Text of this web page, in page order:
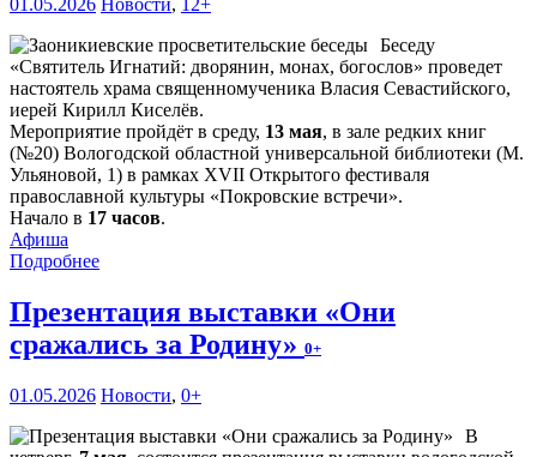
01.05.2026 Новости,
12+
Беседу
«Святитель Игнатий: дворянин, монах, богослов» проведет
настоятель храма священномученика Власия Севастийского,
иерей Кирилл Киселёв.
Мероприятие пройдёт в среду, 13 мая, в зале редких книг
(№20) Вологодской областной универсальной библиотеки (М.
Ульяновой, 1) в рамках XVII Открытого фестиваля
православной культуры «Покровские встречи».
Начало в 17 часов.
Афиша
Подробнее
Презентация выставки «Они
сражались за Родину» 0+
01.05.2026 Новости, 0+
В